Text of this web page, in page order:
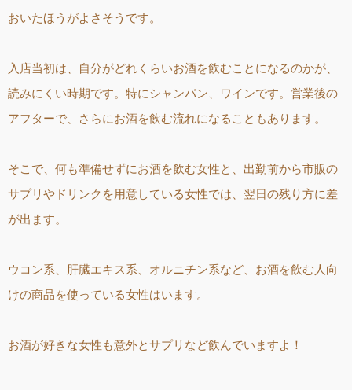
おいたほうがよさそうです。
入店当初は、自分がどれくらいお酒を飲むことになるのかが、
読みにくい時期です。特にシャンパン、ワインです。営業後の
アフターで、さらにお酒を飲む流れになることもあります。
そこで、何も準備せずにお酒を飲む女性と、出勤前から市販の
サプリやドリンクを用意している女性では、翌日の残り方に差
が出ます。
ウコン系、肝臓エキス系、オルニチン系など、お酒を飲む人向
けの商品を使っている女性はいます。
お酒が好きな女性も意外とサプリなど飲んでいますよ！